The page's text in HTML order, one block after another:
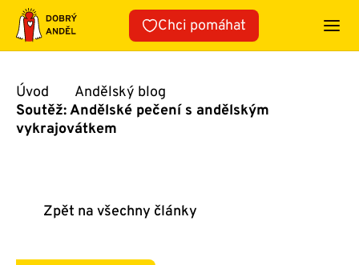
Přeskočit
obsah
Chci pomáhat
Úvod
Andělský blog
Soutěž: Andělské pečení s andělským
vykrajovátkem
Zpět na všechny články